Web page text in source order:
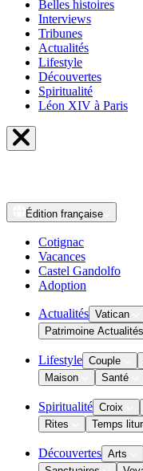
Belles histoires
Interviews
Tribunes
Actualités
Lifestyle
Découvertes
Spiritualité
Léon XIV à Paris
Édition française
Cotignac
Vacances
Castel Gandolfo
Adoption
Actualités Vatican
Patrimoine Actualités
Lifestyle Couple
Maison
Santé
Spiritualité Croix
Rites
Temps
Découvertes Arts